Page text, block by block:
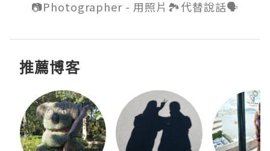
推薦博客